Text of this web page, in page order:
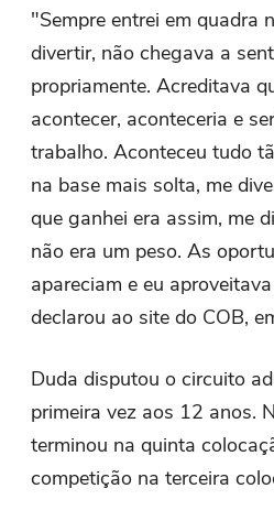
"Sempre entrei em quadra
divertir, não chegava a
propriamente. Acreditava
acontecer, aconteceria e
trabalho. Aconteceu tudo
na base mais solta, me
que ganhei era assim, me
não era um peso. As
apareciam e eu
declarou ao site do COB,
Duda disputou o circuito
primeira vez aos 12 anos.
terminou na quinta
competição na terceira